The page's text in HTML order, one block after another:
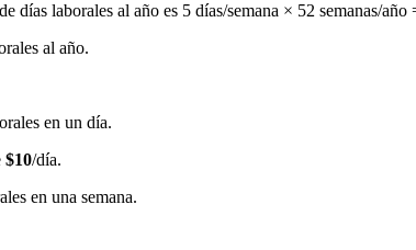
días laborales al año es 5 días/semana × 52 semanas/año
al año.
en un día.
$10/día.
en una semana.